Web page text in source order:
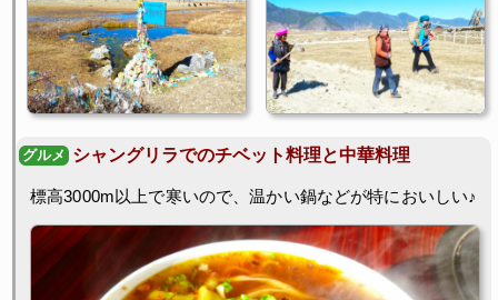
シャングリラでのチベット料理と中華料理
標高3000m以上で寒いので、温かい鍋などが特においしい♪